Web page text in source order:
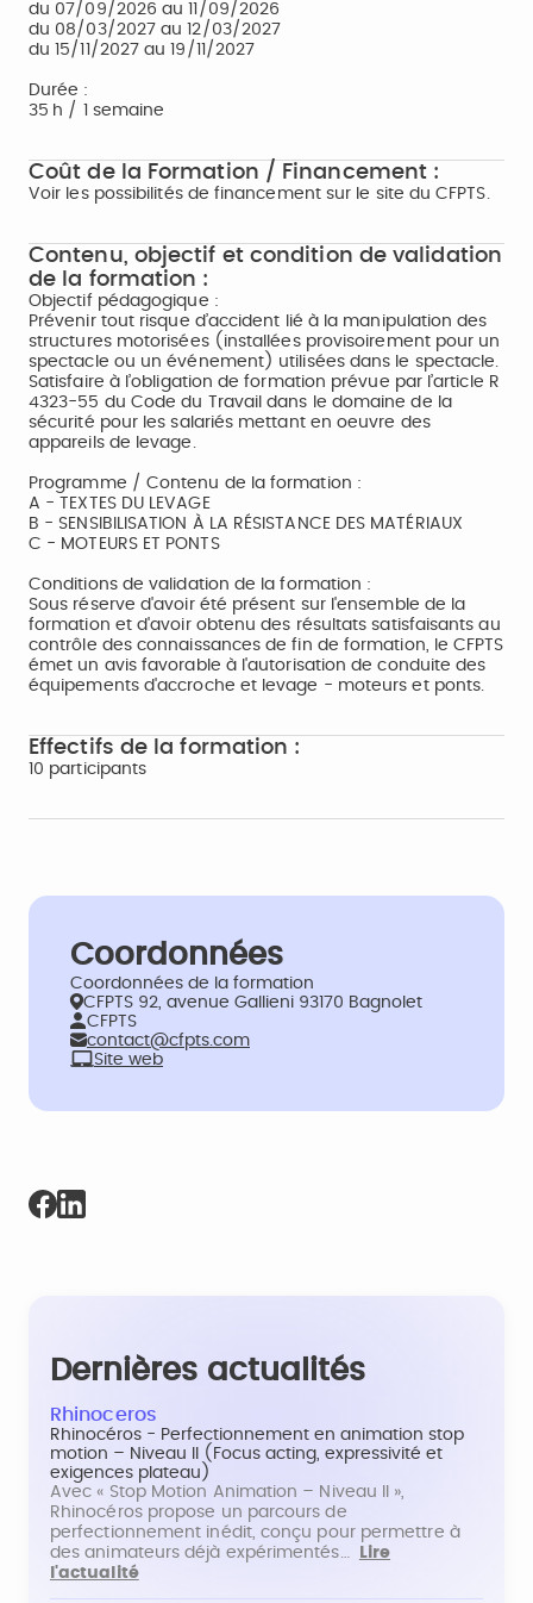
du 07/09/2026 au 11/09/2026
du 08/03/2027 au 12/03/2027
du 15/11/2027 au 19/11/2027
Durée :
35 h / 1 semaine
Coût de la Formation / Financement :
Voir les possibilités de financement sur le site du CFPTS.
Contenu, objectif et condition de validation
de la formation :
Objectif pédagogique :
Prévenir tout risque d’accident lié à la manipulation des
structures motorisées (installées provisoirement pour un
spectacle ou un événement) utilisées dans le spectacle.
Satisfaire à l’obligation de formation prévue par l’article R
4323-55 du Code du Travail dans le domaine de la
sécurité pour les salariés mettant en oeuvre des
appareils de levage.
Programme / Contenu de la formation :
A - TEXTES DU LEVAGE
B - SENSIBILISATION À LA RÉSISTANCE DES MATÉRIAUX
C - MOTEURS ET PONTS
Conditions de validation de la formation :
Sous réserve d'avoir été présent sur l'ensemble de la
formation et d'avoir obtenu des résultats satisfaisants au
contrôle des connaissances de fin de formation, le CFPTS
émet un avis favorable à l'autorisation de conduite des
équipements d'accroche et levage - moteurs et ponts.
Effectifs de la formation :
10 participants
Coordonnées
Coordonnées de la formation
CFPTS 92, avenue Gallieni 93170 Bagnolet
CFPTS
contact@cfpts.com
Site web
Dernières actualités
Rhinoceros
Rhinocéros - Perfectionnement en animation stop
motion – Niveau II (Focus acting, expressivité et
exigences plateau)
Avec « Stop Motion Animation – Niveau II »,
Rhinocéros propose un parcours de
perfectionnement inédit, conçu pour permettre à
des animateurs déjà expérimentés…
Lire
l'actualité